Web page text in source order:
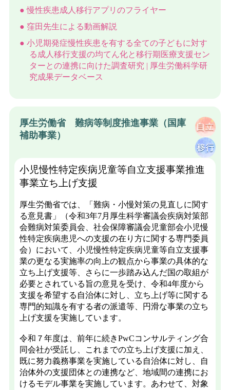
慢性疾患成人移行アプリのフライヤー
窪田先生による動画解説
小児期発症慢性疾患を有する全ての子どもに対す
る成人移行支援の均てん化と移行期医療支援セン
ターとの連携に向けた調査研究 | 厚生労働科学研
究成果データベース
厚生労働省 難病等制度推進事業（国庫
補助事業）
小児慢性特定疾病児童等自立支援事業推進
事業立ち上げ支援
厚生労働省では、「難病・小慢対策の見直しに関す
る意見書」（令和3年7月厚生科学審議会疾病対策部
会難病対策委員会、社会保障審議会児童部会小児慢
性特定疾病患児への支援の在り方に関する専門委員
会）において、小児慢性特定疾病児童等自立支援事
業の更なる実施率の向上の観点から事業の具体的な
立ち上げ支援等、さらに一歩踏み込んだ国の取組が
必要とされている旨の意見を受け、令和4年度から
支援を希望する自治体に対し、立ち上げ等に関する
専門的知識を有する者の派遣等、円滑な事業の立ち
上げ支援を実施しています。
令和７年度は、前年に続きPwCコンサルティング合
同会社が受託し、これまでの立ち上げ支援に加え、
既に努力義務事業を実施している自治体に対し、自
治体外の支援団体との連携など、地域間の連携にお
けるモデル事業を実施しています。あわせて、対象